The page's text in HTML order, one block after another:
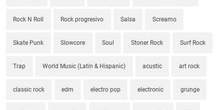
Rock N Roll Rock progresivo Salsa Screamo
Skate Punk Slowcore Soul Stoner Rock Surf Rock
Trap World Music (Latin & Hispanic) acustic art rock
classic rock edm electro pop electronic grunge